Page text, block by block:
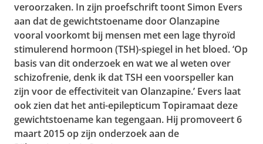
veroorzaken. In zijn proefschrift toont Simon Evers
aan dat de gewichtstoename door Olanzapine
vooral voorkomt bij mensen met een lage thyroïd
stimulerend hormoon (TSH)-spiegel in het bloed. ‘Op
basis van dit onderzoek en wat we al weten over
schizofrenie, denk ik dat TSH een voorspeller kan
zijn voor de effectiviteit van Olanzapine.’ Evers laat
ook zien dat het anti-epilepticum Topiramaat deze
gewichtstoename kan tegengaan. Hij promoveert 6
maart 2015 op zijn onderzoek aan de